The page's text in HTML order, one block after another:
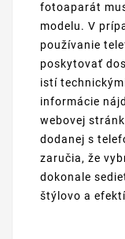
fotoaparát
modelu. V
používanie
poskytovať
istí
informácie
webovej
dodanej s
zaručia, že
dokonale
štýlovo a